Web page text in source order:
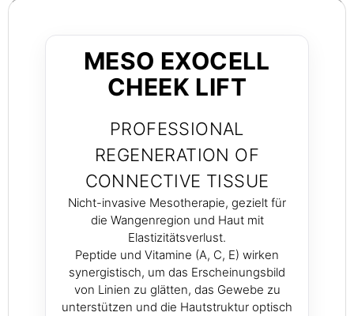
MESO EXOCELL
CHEEK LIFT
PROFESSIONAL
REGENERATION OF
CONNECTIVE TISSUE
Nicht-invasive Mesotherapie, gezielt für
die Wangenregion und Haut mit
Elastizitätsverlust.
Peptide und Vitamine (A, C, E) wirken
synergistisch, um das Erscheinungsbild
von Linien zu glätten, das Gewebe zu
unterstützen und die Hautstruktur optisch